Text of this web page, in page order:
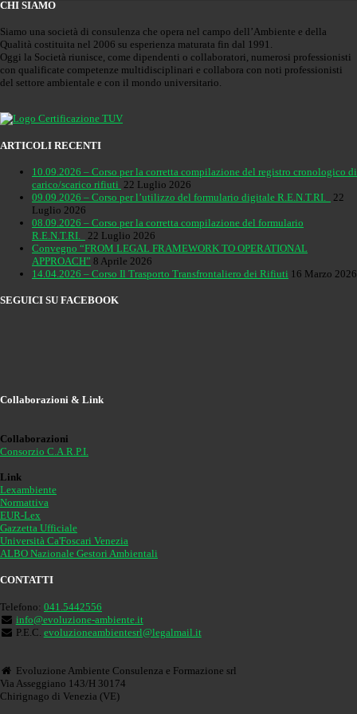
CHI SIAMO
Siamo una società di consulenza che opera nel campo dell’Ambiente e della
Qualità costituita nel 2006 su esperienza maturata fin dal 1991.
Oggi la Società riunisce, come dipendenti o collaboratori, numerosi professionisti
con qualificate competenze multidisciplinari e collabora con noti professionisti
del settore ambientale e con il mondo universitario.
ARTICOLI RECENTI
10.09.2026 – Corso per la corretta compilazione del registro cronologico di
carico/scarico rifiuti 22 Luglio 2026
09.09.2026 – Corso per l’utilizzo del formulario digitale R.E.N.T.RI.
22
Luglio 2026
08.09.2026 – Corso per la corretta compilazione del formulario
R.E.N.T.RI.
22 Luglio 2026
Convegno “FROM LEGAL FRAMEWORK TO OPERATIONAL
APPROACH” 8 Aprile 2026
14.04.2026 – Corso Il Trasporto Transfrontaliero dei Rifiuti 16 Marzo 2026
SEGUICI SU FACEBOOK
Collaborazioni & Link
Collaborazioni
Consorzio C.A.R.P.I.
Link
Lexambiente
Normattiva
EUR-Lex
Gazzetta Ufficiale
Università Ca'Foscari Venezia
ALBO Nazionale Gestori Ambientali
CONTATTI
Telefono: 041.5442556
info@evoluzione-ambiente.it
P.E.C. evoluzioneambientesrl@legalmail.it
Evoluzione Ambiente Consulenza e Formazione srl
Via Asseggiano 143/H 30174
Chirignago di Venezia (VE)